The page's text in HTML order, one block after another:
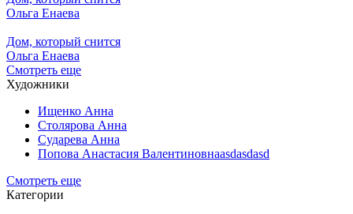
Ольга Енаева
Дом, который снится
Ольга Енаева
Смотреть еще
Художники
Ищенко Анна
Столярова Анна
Сударева Анна
Попова Анастасия Валентиновнаasdasdasd
Смотреть еще
Категории